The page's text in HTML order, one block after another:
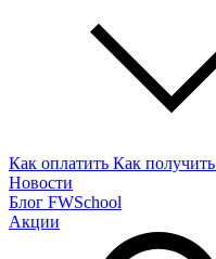
Как оплатить Как получить
Новости
Блог FWSchool
Акции